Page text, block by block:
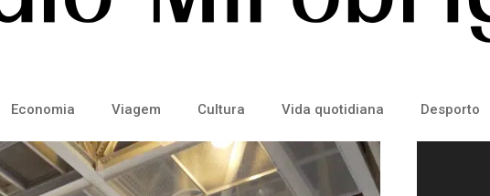
Economia Viagem Cultura Vida quotidiana Desporto